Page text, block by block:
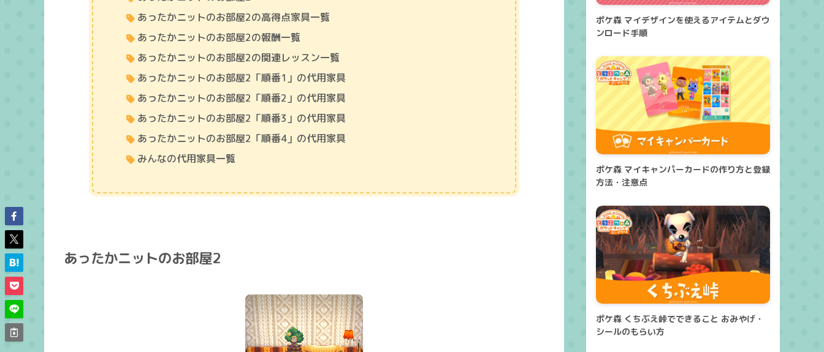
あったかニットのお部屋2の高得点家具一覧
あったかニットのお部屋2の報酬一覧
あったかニットのお部屋2の関連レッスン一覧
あったかニットのお部屋2「順番1」の代用家具
あったかニットのお部屋2「順番2」の代用家具
あったかニットのお部屋2「順番3」の代用家具
あったかニットのお部屋2「順番4」の代用家具
みんなの代用家具一覧
あったかニットのお部屋2
ポケ森 マイデザインを使えるアイテムとダウ
ンロード手順
ポケ森 マイキャンパーカードの作り方と登録
方法・注意点
ポケ森 くちぶえ峠でできること おみやげ・
シールのもらい方